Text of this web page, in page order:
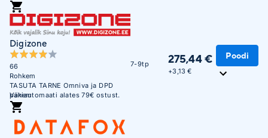
Digizone
66
Rohkem
TASUTA TARNE Omniva ja DPD
pakiautomaati alates 79€ ostust.
Soodne järelmaks. Krediitkaardiga
makse võimalus. Üle 450 000
täidetud tellimuse. Usaldusväärne
veebikaubamaja juba aastast 2003.
Vähem
7-9tp 275,44 €
+3,13 €
Poodi